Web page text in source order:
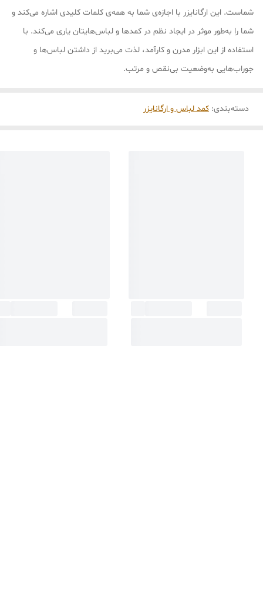
شماست. این ارگانایزر با اجازه‌ی شما به همه‌ی کلمات کلیدی اشاره می‌کند و
شما را به‌طور موثر در ایجاد نظم در کمدها و لباس‌هایتان یاری می‌کند. با
استفاده از این ابزار مدرن و کارآمد، لذت می‌برید از داشتن لباس‌ها و
جوراب‌هایی به‌وضعیت بی‌نقص و مرتب.
دسته‌بندی: کمد لباس و ارگانایزر